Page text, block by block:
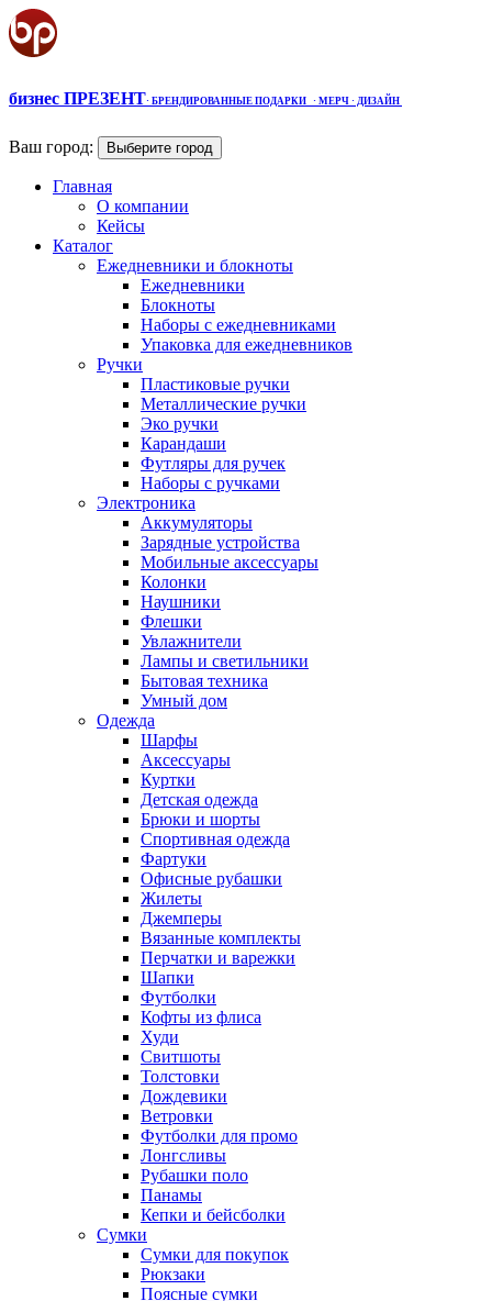
бизнес ПРЕЗЕНТ· БРЕНДИРОВАННЫЕ ПОДАРКИ · МЕРЧ · ДИЗАЙН
Ваш город: Выберите город
Главная
О компании
Кейсы
Каталог
Ежедневники и блокноты
Ежедневники
Блокноты
Наборы с ежедневниками
Упаковка для ежедневников
Ручки
Пластиковые ручки
Металлические ручки
Эко ручки
Карандаши
Футляры для ручек
Наборы с ручками
Электроника
Аккумуляторы
Зарядные устройства
Мобильные аксессуары
Колонки
Наушники
Флешки
Увлажнители
Лампы и светильники
Бытовая техника
Умный дом
Одежда
Шарфы
Аксессуары
Куртки
Детская одежда
Брюки и шорты
Спортивная одежда
Фартуки
Офисные рубашки
Жилеты
Джемперы
Вязанные комплекты
Перчатки и варежки
Шапки
Футболки
Кофты из флиса
Худи
Свитшоты
Толстовки
Дождевики
Ветровки
Футболки для промо
Лонгсливы
Рубашки поло
Панамы
Кепки и бейсболки
Сумки
Сумки для покупок
Рюкзаки
Поясные сумки